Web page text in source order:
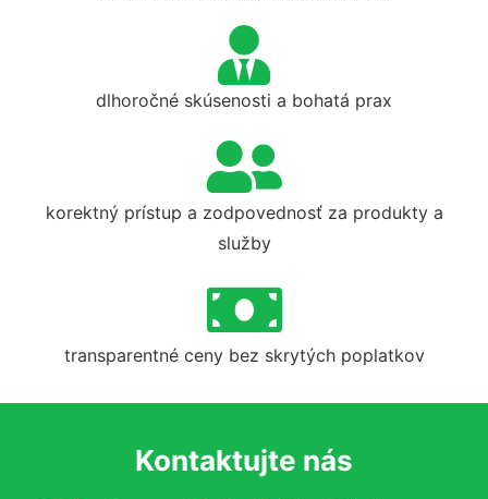
dlhoročné skúsenosti a bohatá prax
korektný prístup a zodpovednosť za produkty a
služby
transparentné ceny bez skrytých poplatkov
Kontaktujte nás